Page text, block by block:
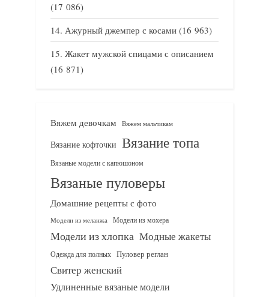
(17 086)
Ажурный джемпер с косами (16 963)
Жакет мужской спицами с описанием
(16 871)
Вяжем девочкам Вяжем мальчикам
Вязание кофточки Вязание топа
Вязаные модели с капюшоном
Вязаные пуловеры
Домашние рецепты с фото
Модели из меланжа Модели из мохера
Модели из хлопка Модные жакеты
Одежда для полных Пуловер реглан
Свитер женский
Удлиненные вязаные модели